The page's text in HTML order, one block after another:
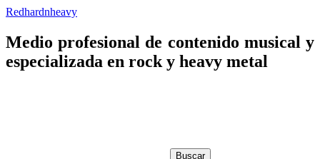
Redhardnheavy
Medio profesional de contenido musical y
especializada en rock y heavy metal